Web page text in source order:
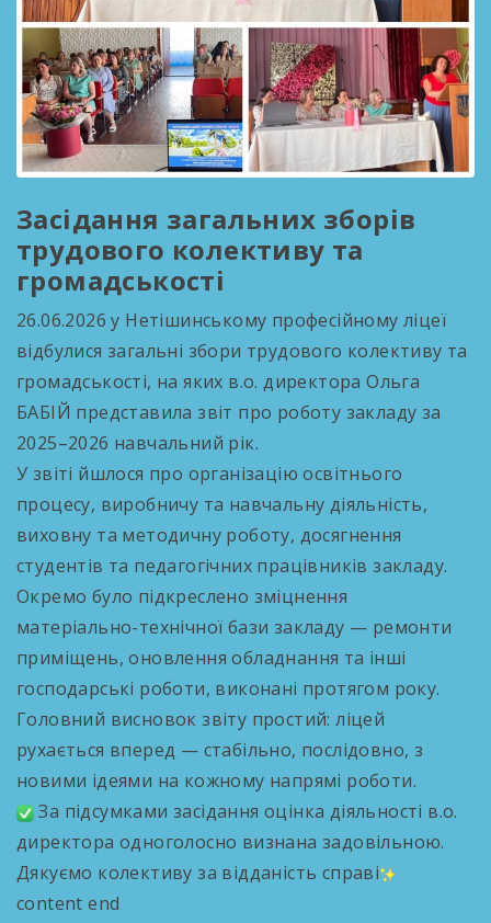
Засідання загальних зборів
трудового колективу та
громадськості
26.06.2026 у Нетішинському професійному ліцеї
відбулися загальні збори трудового колективу та
громадськості, на яких в.о. директора Ольга
БАБІЙ представила звіт про роботу закладу за
2025–2026 навчальний рік.
У звіті йшлося про організацію освітнього
процесу, виробничу та навчальну діяльність,
виховну та методичну роботу, досягнення
студентів та педагогічних працівників закладу.
Окремо було підкреслено зміцнення
матеріально-технічної бази закладу — ремонти
приміщень, оновлення обладнання та інші
господарські роботи, виконані протягом року.
Головний висновок звіту простий: ліцей
рухається вперед — стабільно, послідовно, з
новими ідеями на кожному напрямі роботи.
За підсумками засідання оцінка діяльності в.о.
директора одноголосно визнана задовільною.
Дякуємо колективу за відданість справі
content end